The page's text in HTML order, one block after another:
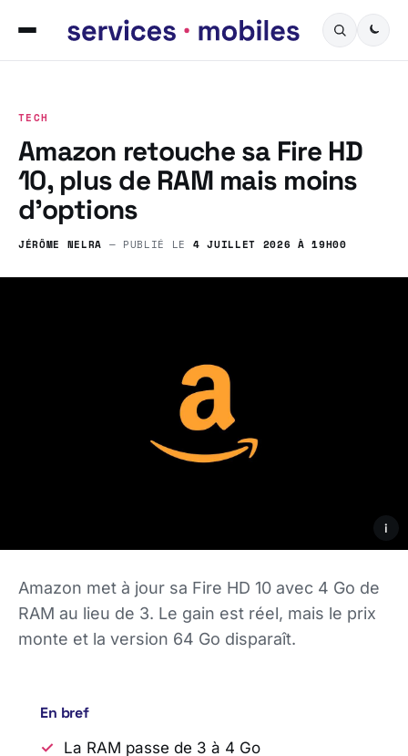
TECH
Amazon retouche sa Fire HD
10, plus de RAM mais moins
d’options
JÉRÔME NELRA — PUBLIÉ LE 4 JUILLET 2026 À 19H00
i
Amazon met à jour sa Fire HD 10 avec 4 Go de
RAM au lieu de 3. Le gain est réel, mais le prix
monte et la version 64 Go disparaît.
En bref
La RAM passe de 3 à 4 Go